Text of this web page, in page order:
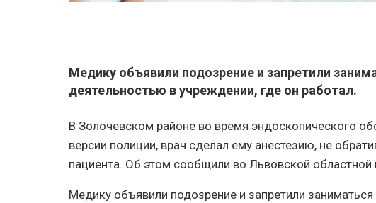
Медику объявили подозрение и запретили
деятельностью в учреждении, где он работал.
В Золочевском районе во время эндоскопического
версии полиции, врач сделал ему анестезию, не
пациента. Об этом сообщили во Львовской областной
Медику объявили подозрение и запретили